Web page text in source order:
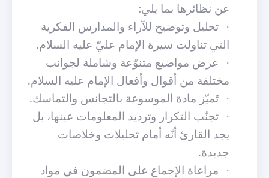
عن نظائرها بما يلي:
·
تحليل وتوضيح للآراء والمدارس الفكرية
التي تناولت سيرة الإمام عليّ عليه السلام.
·
عرض مواضيع متنوّعة وشاملة لجوانب
مختلفة من أقوال وأفعال الإمام عليه السلام.
· تَميّز مادة الموسوعة بالتجانس والتماسك.
·
تجنّب التكرار وترديد المعلومات عينها، بل
يجد القارئ أنّه أمام تحليلات وخلاصات
جديدة.
·
مراعاة الإجماع على المضمون في مواد